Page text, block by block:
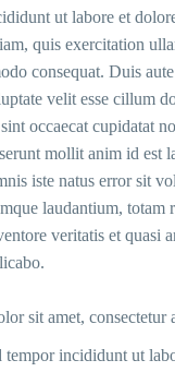
ut labore et
quis exercitation
consequat. Duis
velit esse cillum
occaecat cupidatat
mollit anim id est
iste natus error sit
laudantium, totam
veritatis et quasi
sit amet, consectetur
tempor incididunt ut